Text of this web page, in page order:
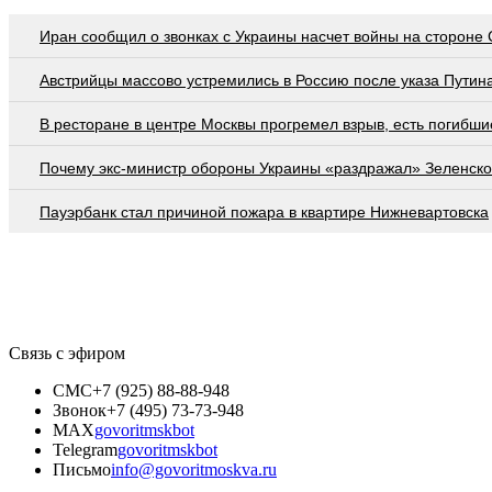
Иран сообщил о звонках с Украины насчет войны на
Австрийцы массово устремились в Россию после указа
В ресторане в центре Москвы прогремел взрыв, есть
Почему экс-министр обороны Украины «раздражал»
Пауэрбанк стал причиной пожара в квартире Нижневартовска
Связь с эфиром
СМС+7 (925) 88-88-948
Звонок+7 (495) 73-73-948
MAXgovoritmskbot
Telegramgovoritmskbot
Письмоinfo@govoritmoskva.ru